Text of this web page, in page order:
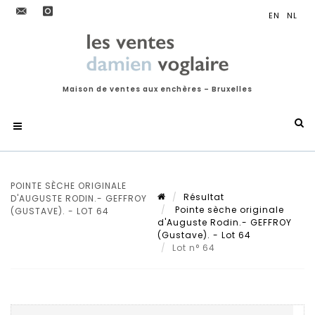
Maison de ventes aux enchères – Bruxelles
POINTE SÈCHE ORIGINALE
D'AUGUSTE RODIN.- GEFFROY
(GUSTAVE). - LOT 64
Résultat
Pointe sèche originale
d'Auguste Rodin.- GEFFROY
(Gustave). - Lot 64
Lot n° 64